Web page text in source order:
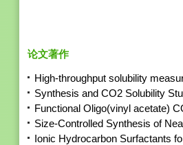
论文著作
High-throughput solubility
Synthesis and CO2 Solubility
Functional Oligo(vinyl acetate)
Size-Controlled Synthesis of
Ionic Hydrocarbon Surfactants